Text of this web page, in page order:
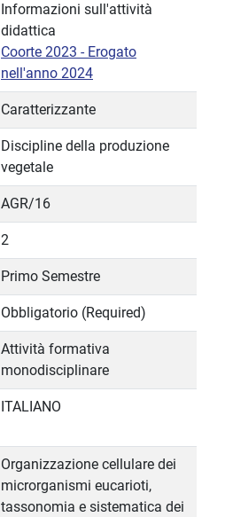
Informazioni sull'attività
didattica
Coorte 2023 - Erogato
nell'anno 2024
Caratterizzante
Discipline della produzione
vegetale
AGR/16
2
Primo Semestre
Obbligatorio (Required)
Attività formativa
monodisciplinare
ITALIANO
Organizzazione cellulare dei
microrganismi eucarioti,
tassonomia e sistematica dei